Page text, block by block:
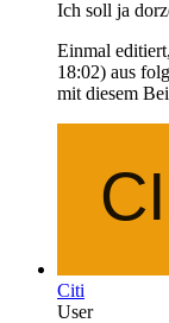
Ich soll ja
Einmal
18:02) aus
mit diesem
Citi
User